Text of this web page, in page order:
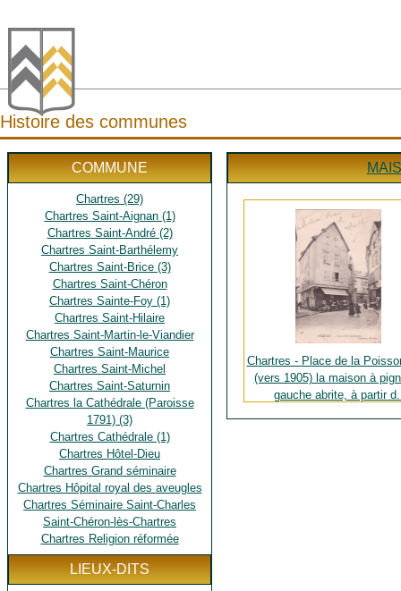
Histoire des communes
COMMUNE
Chartres (29)
Chartres Saint-Aignan (1)
Chartres Saint-André (2)
Chartres Saint-Barthélemy
Chartres Saint-Brice (3)
Chartres Saint-Chéron
Chartres Sainte-Foy (1)
Chartres Saint-Hilaire
Chartres Saint-Martin-le-Viandier
Chartres Saint-Maurice
Chartres Saint-Michel
Chartres Saint-Saturnin
Chartres la Cathédrale (Paroisse
1791) (3)
Chartres Cathédrale (1)
Chartres Hôtel-Dieu
Chartres Grand séminaire
Chartres Hôpital royal des aveugles
Chartres Séminaire Saint-Charles
Saint-Chéron-lès-Chartres
Chartres Religion réformée
LIEUX-DITS
Chartres - Place de la
(vers 1905) la maison à
gauche abrite, à partir
Source : Cartes Postales